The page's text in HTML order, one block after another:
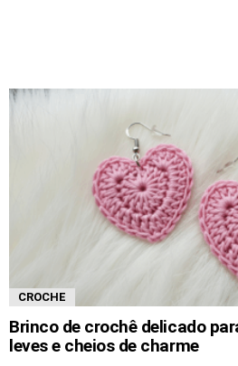
CROCHE
Brinco de crochê delicado
leves e cheios de charme